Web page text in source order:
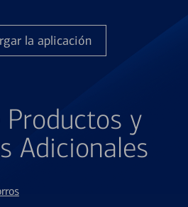
la aplicación
Productos y
Adicionales